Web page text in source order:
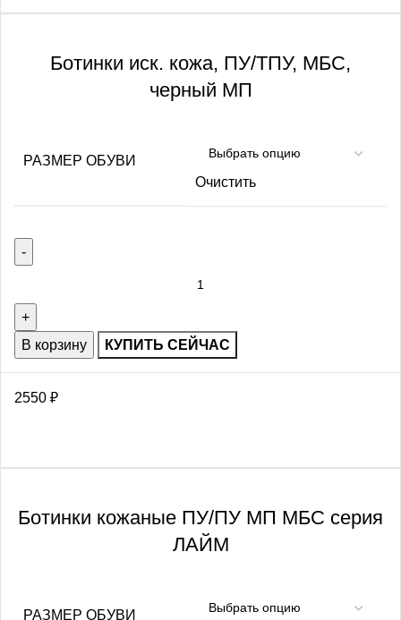
Ботинки иск. кожа, ПУ/ТПУ, МБС,
черный МП
РАЗМЕР ОБУВИ
Очистить
В корзину КУПИТЬ СЕЙЧАС
2550 ₽
Ботинки кожаные ПУ/ПУ МП МБС серия
ЛАЙМ
РАЗМЕР ОБУВИ